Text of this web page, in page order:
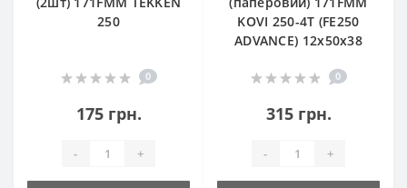
250
0
175 грн.
- +
KOVI 250-4T (FE250
ADVANCE) 12х50х38
0
315 грн.
- +